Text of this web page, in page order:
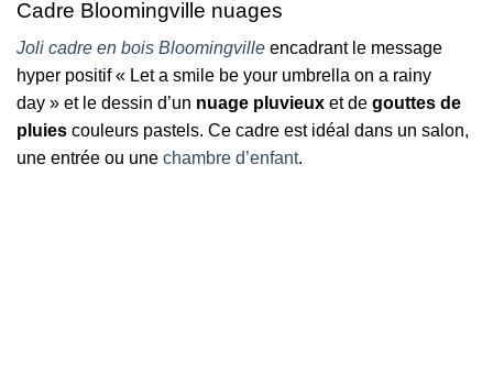
Cadre Bloomingville nuages
Joli cadre en bois Bloomingville encadrant le message
hyper positif « Let a smile be your umbrella on a rainy
day » et le dessin d’un nuage pluvieux et de gouttes de
pluies couleurs pastels. Ce cadre est idéal dans un salon,
une entrée ou une chambre d’enfant.